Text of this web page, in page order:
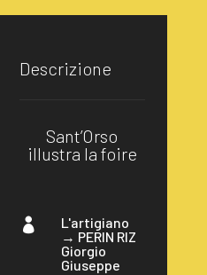
Descrizione
Sant’Orso
illustra la foire

L'artigiano
→ PERIN RIZ
Giorgio
Giuseppe